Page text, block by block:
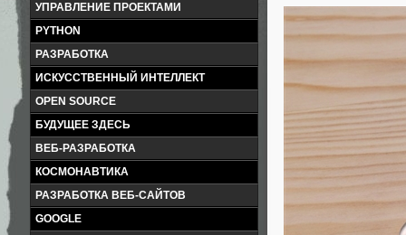
УПРАВЛЕНИЕ ПРОЕКТАМИ
PYTHON
РАЗРАБОТКА
ИСКУССТВЕННЫЙ ИНТЕЛЛЕКТ
OPEN SOURCE
БУДУЩЕЕ ЗДЕСЬ
ВЕБ-РАЗРАБОТКА
КОСМОНАВТИКА
РАЗРАБОТКА ВЕБ-САЙТОВ
GOOGLE